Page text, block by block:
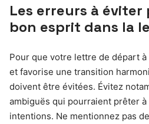
Les erreurs à
bon esprit dans la
Pour que votre lettre de départ
et favorise une transition
doivent être évitées. Évitez
ambiguës qui pourraient prêter
intentions. Ne mentionnez pas